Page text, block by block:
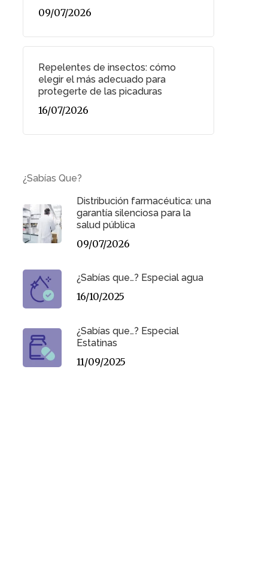
09/07/2026
Repelentes de insectos: cómo
elegir el más adecuado para
protegerte de las picaduras
16/07/2026
¿Sabías Que?
Distribución farmacéutica: una
garantía silenciosa para la
salud pública
09/07/2026
¿Sabías que…? Especial agua
16/10/2025
¿Sabías que…? Especial
Estatinas
11/09/2025